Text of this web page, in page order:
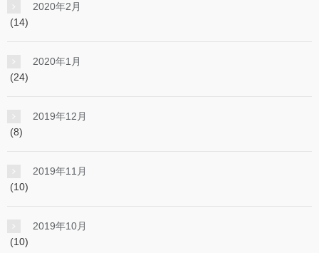
2020年2月
(14)
2020年1月
(24)
2019年12月
(8)
2019年11月
(10)
2019年10月
(10)